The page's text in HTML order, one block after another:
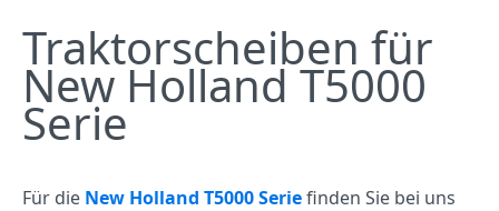
Traktorscheiben für
New Holland T5000
Serie
Für die New Holland T5000 Seriefinden Sie bei uns